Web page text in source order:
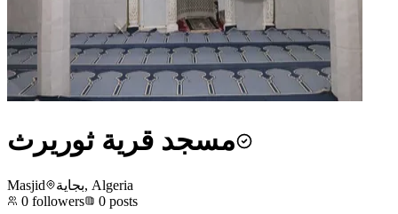
مسجد قرية ثوريرث
Masjid
بجاية, Algeria
0 followers 0 posts